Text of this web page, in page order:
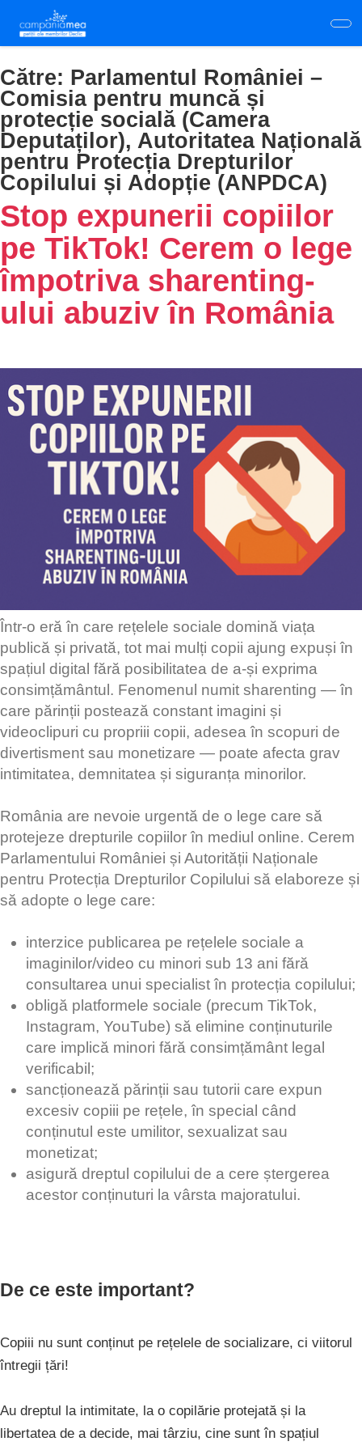
main
content
Către: Parlamentul României –
Comisia pentru muncă și
protecție socială (Camera
Deputaților), Autoritatea Națională
pentru Protecția Drepturilor
Copilului și Adopție (ANPDCA)
Stop expunerii copiilor
pe TikTok! Cerem o lege
împotriva sharenting-
ului abuziv în România
Într-o eră în care rețelele sociale domină viața
publică și privată, tot mai mulți copii ajung expuși în
spațiul digital fără posibilitatea de a-și exprima
consimțământul. Fenomenul numit sharenting — în
care părinții postează constant imagini și
videoclipuri cu propriii copii, adesea în scopuri de
divertisment sau monetizare — poate afecta grav
intimitatea, demnitatea și siguranța minorilor.
România are nevoie urgentă de o lege care să
protejeze drepturile copiilor în mediul online. Cerem
Parlamentului României și Autorității Naționale
pentru Protecția Drepturilor Copilului să elaboreze și
să adopte o lege care:
interzice publicarea pe rețelele sociale a
imaginilor/video cu minori sub 13 ani fără
consultarea unui specialist în protecția copilului;
obligă platformele sociale (precum TikTok,
Instagram, YouTube) să elimine conținuturile
care implică minori fără consimțământ legal
verificabil;
sancționează părinții sau tutorii care expun
excesiv copiii pe rețele, în special când
conținutul este umilitor, sexualizat sau
monetizat;
asigură dreptul copilului de a cere ștergerea
acestor conținuturi la vârsta majoratului.
De ce este important?
Copiii nu sunt conținut pe rețelele de socializare, ci viitorul
întregii țări!
Au dreptul la intimitate, la o copilărie protejată și la
libertatea de a decide, mai târziu, cine sunt în spațiul